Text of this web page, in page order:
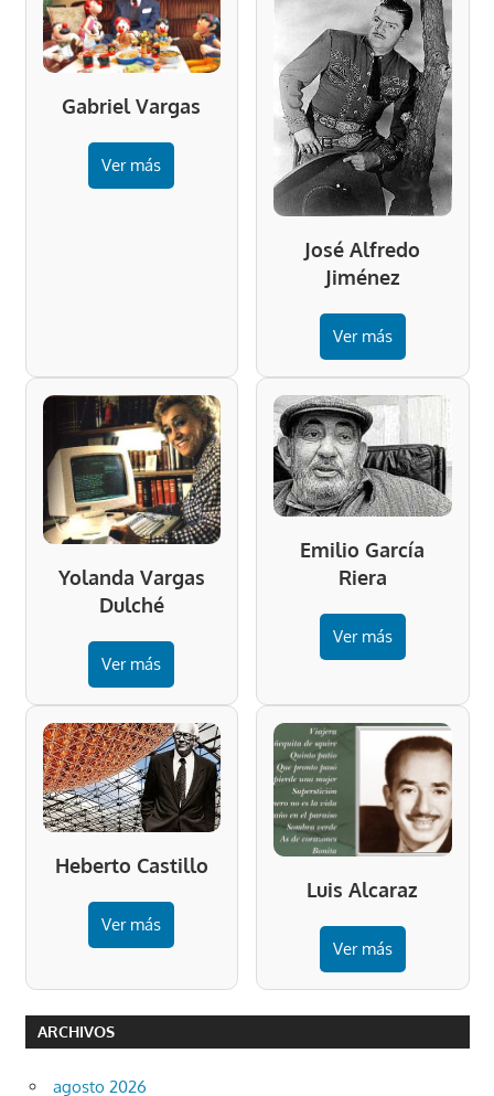
Gabriel Vargas
Ver más
José Alfredo
Jiménez
Ver más
Yolanda Vargas
Dulché
Ver más
Emilio García
Riera
Ver más
Heberto Castillo
Ver más
Luis Alcaraz
Ver más
ARCHIVOS
agosto 2026